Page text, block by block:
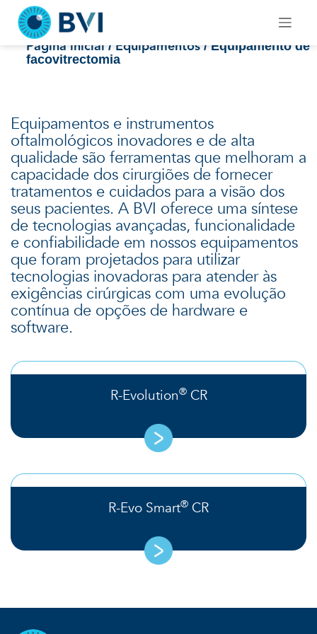
contentEquipamento de
facovitrectomia
Página inicial / Equipamentos / Equipamento de
facovitrectomia
Equipamentos e instrumentos
oftalmológicos inovadores e de alta
qualidade são ferramentas que melhoram a
capacidade dos cirurgiões de fornecer
tratamentos e cuidados para a visão dos
seus pacientes. A BVI oferece uma síntese
de tecnologias avançadas, funcionalidade
e confiabilidade em nossos equipamentos
que foram projetados para utilizar
tecnologias inovadoras para atender às
exigências cirúrgicas com uma evolução
contínua de opções de hardware e
software.
R-Evolution®CR
R-Evo Smart® CR